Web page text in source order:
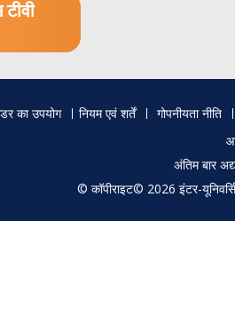
का उपयोग नियम एवं शर्तें
गोपनीयता नीति
अंतिम बार
© कॉपीराइट© 2026 इंटर-